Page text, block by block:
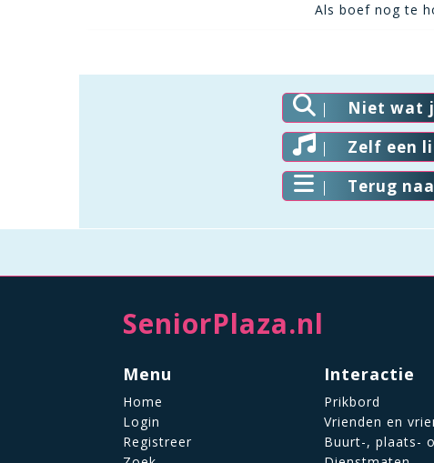
Als boef nog te
Niet wat
Zelf een
Terug
SeniorPlaza.nl
Menu
Home
Login
Registreer
Interactie
Prikbord
Vrienden en
Buurt-, plaats-